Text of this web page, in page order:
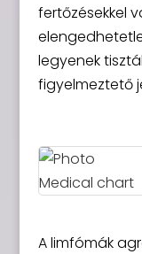
fertőzésekkel
legyenek
figyelmeztető
A limfómák